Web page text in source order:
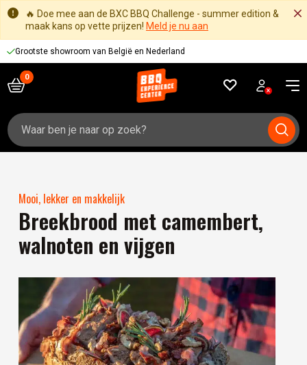
🔥 Doe mee aan de BXC BBQ Challenge - summer edition &
maak kans op vette prijzen! Meld je nu aan
Grootste showroom van België en Nederland
Zoeken
naar:
Mooi, lekker en makkelijk
Breekbrood met camembert,
walnoten en vijgen